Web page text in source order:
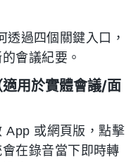
過四個關鍵入口，
會議紀要。
用於實體會議/面
App 或網頁版，點擊
會在錄音當下即時轉